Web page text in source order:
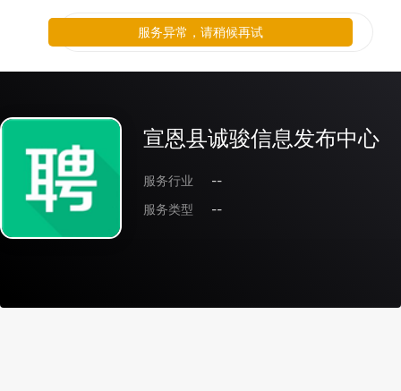
宣恩县诚骏信息发布中心
服务行业
--
服务类型
--
服务异常，请稍候再试